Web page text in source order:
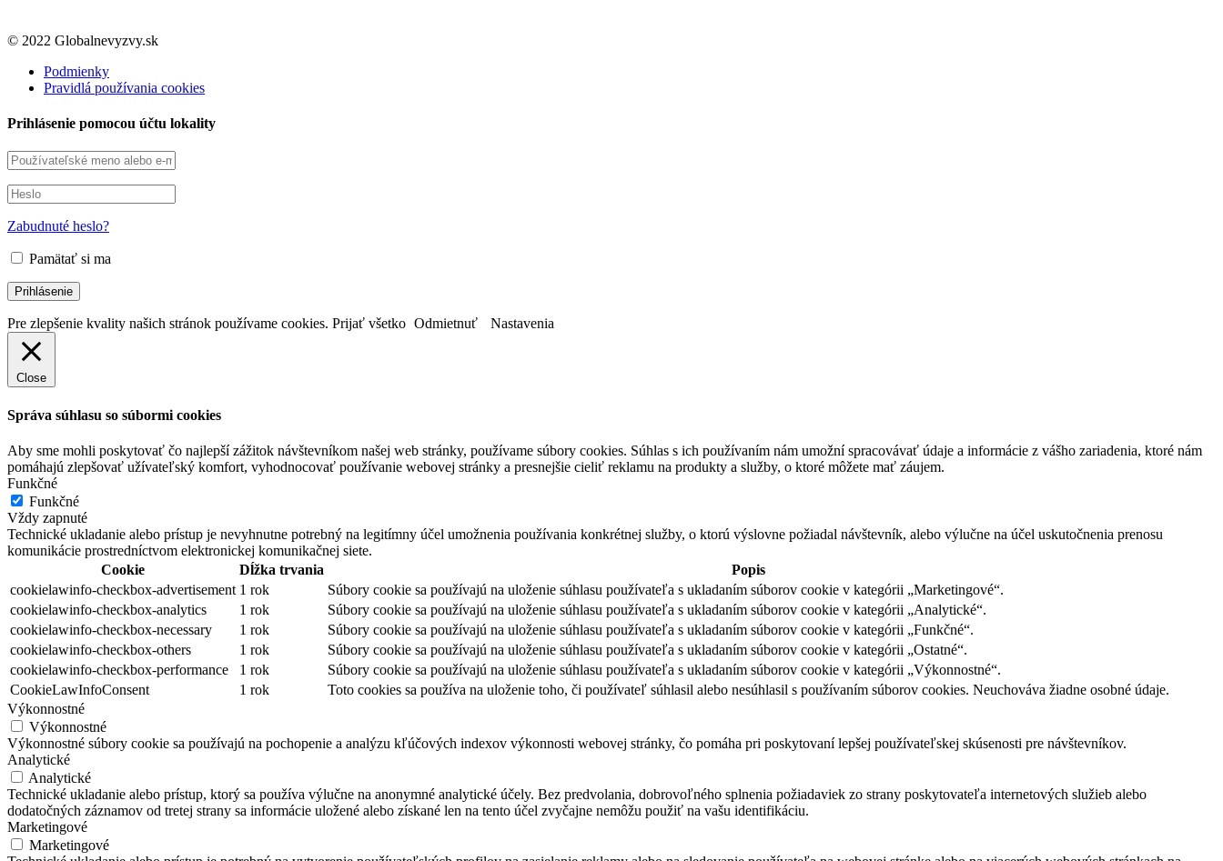
© 2022 Globalnevyzvy.sk
Podmienky
Pravidlá používania cookies
Prihlásenie pomocou účtu lokality
Zabudnuté heslo?
Pamätať si ma
Pre zlepšenie kvality našich stránok používame cookies. Prijať všetko Odmietnuť Nastavenia
Close
Správa súhlasu so súbormi cookies
Aby sme mohli poskytovať čo najlepší zážitok návštevníkom našej web stránky, používame súbory cookies. Súhlas s ich používaním nám umožní spracovávať údaje a informácie z vášho zariadenia, ktoré nám
pomáhajú zlepšovať užívateľský komfort, vyhodnocovať používanie webovej stránky a presnejšie cieliť reklamu na produkty a služby, o ktoré môžete mať záujem.
Funkčné
Funkčné
Vždy zapnuté
Technické ukladanie alebo prístup je nevyhnutne potrebný na legitímny účel umožnenia používania konkrétnej služby, o ktorú výslovne požiadal návštevník, alebo výlučne na účel uskutočnenia prenosu
komunikácie prostredníctvom elektronickej komunikačnej siete.
Cookie
Dĺžka trvania
Popis
cookielawinfo-checkbox-advertisement 1 rok
Súbory cookie sa používajú na uloženie súhlasu používateľa s ukladaním súborov cookie v kategórii „Marketingové“.
cookielawinfo-checkbox-analytics
1 rok
Súbory cookie sa používajú na uloženie súhlasu používateľa s ukladaním súborov cookie v kategórii „Analytické“.
cookielawinfo-checkbox-necessary
1 rok
Súbory cookie sa používajú na uloženie súhlasu používateľa s ukladaním súborov cookie v kategórii „Funkčné“.
cookielawinfo-checkbox-others
1 rok
Súbory cookie sa používajú na uloženie súhlasu používateľa s ukladaním súborov cookie v kategórii „Ostatné“.
cookielawinfo-checkbox-performance
1 rok
Súbory cookie sa používajú na uloženie súhlasu používateľa s ukladaním súborov cookie v kategórii „Výkonnostné“.
CookieLawInfoConsent
1 rok
Toto cookies sa používa na uloženie toho, či používateľ súhlasil alebo nesúhlasil s používaním súborov cookies. Neuchováva žiadne osobné údaje.
Výkonnostné
Výkonnostné
Výkonnostné súbory cookie sa používajú na pochopenie a analýzu kľúčových indexov výkonnosti webovej stránky, čo pomáha pri poskytovaní lepšej používateľskej skúsenosti pre návštevníkov.
Analytické
Analytické
Technické ukladanie alebo prístup, ktorý sa používa výlučne na anonymné analytické účely. Bez predvolania, dobrovoľného splnenia požiadaviek zo strany poskytovateľa internetových služieb alebo
dodatočných záznamov od tretej strany sa informácie uložené alebo získané len na tento účel zvyčajne nemôžu použiť na vašu identifikáciu.
Marketingové
Marketingové